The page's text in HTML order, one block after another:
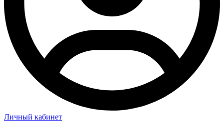
Личный кабинет